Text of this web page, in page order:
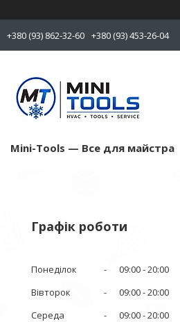
+380 (93) 862-32-60 +380 (93) 453-26-04
Mini-Tools — Все для майстра
Графік роботи
Понеділок 09:00 20:00
Вівторок
09:00 20:00
Середа
09:00 20:00